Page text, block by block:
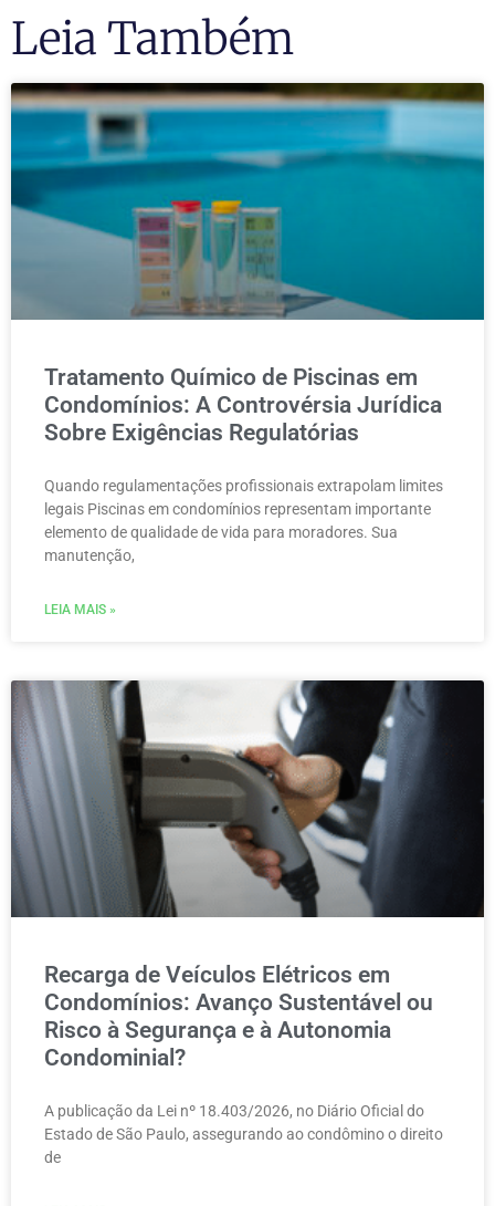
Leia Também
Tratamento Químico de Piscinas em
Condomínios: A Controvérsia Jurídica
Sobre Exigências Regulatórias
Quando regulamentações profissionais extrapolam limites
legais Piscinas em condomínios representam importante
elemento de qualidade de vida para moradores. Sua
manutenção,
LEIA MAIS »
Recarga de Veículos Elétricos em
Condomínios: Avanço Sustentável ou
Risco à Segurança e à Autonomia
Condominial?
A publicação da Lei nº 18.403/2026, no Diário Oficial do
Estado de São Paulo, assegurando ao condômino o direito
de